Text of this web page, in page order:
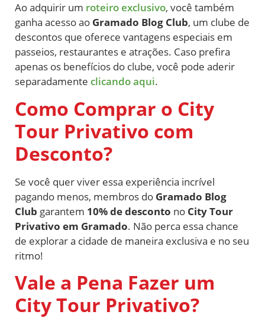
Ao adquirir um roteiro exclusivo, você também
ganha acesso ao Gramado Blog Club, um clube de
descontos que oferece vantagens especiais em
passeios, restaurantes e atrações. Caso prefira
apenas os benefícios do clube, você pode aderir
separadamente clicando aqui.
Como Comprar o City
Tour Privativo com
Desconto?
Se você quer viver essa experiência incrível
pagando menos, membros do Gramado Blog
Club garantem 10% de desconto no City Tour
Privativo em Gramado. Não perca essa chance
de explorar a cidade de maneira exclusiva e no seu
ritmo!
Vale a Pena Fazer um
City Tour Privativo?